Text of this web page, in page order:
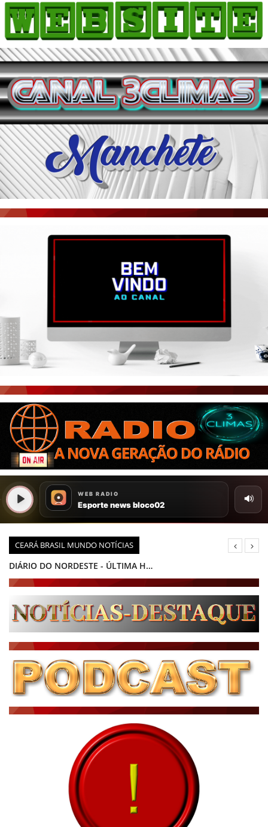
CEARÁ BRASIL MUNDO NOTÍCIAS
DIÁRIO DO NORDESTE - ÚLTIMA HORA
PODCAST - PONTO DE VISTA
BRASIL DE FATO - ÚLTIMAS NOTÍCIAS
NOTÍCIAS DESTAQUE DO DIA
NOTÍCIAS TAMBÉM NA TELA
BRASIL MUNDO AO VIVO
O MUNDO É NOTÍCIA
JORNAL DO BRASIL
RÁDIO AGÊNCIA
NOTÍCIAS AO MINUTO
HOME
COMO ANUNCIAR
JORNAIS DO BRASIL
PODCAST/NOTÍCIAS
AS NOTÍCIAS DO DIA
ACONTECEU...VIROU MANCHETE!
BLOGS & COLUNAS
AGÊNCIA DE NOTÍCIAS
CNN BRASIL
ÚLTIMAS POSTAGENS
BOAS NOTÍCIAS...VIRAM MANCHETE!
CEARÁ BRASIL NOTÍCIAS
CEARÁ BRASIL MUNDO 1
BRASIL DE FATO
NOTÍCIAS GERAIS
CONECTE-SE
REGISTO